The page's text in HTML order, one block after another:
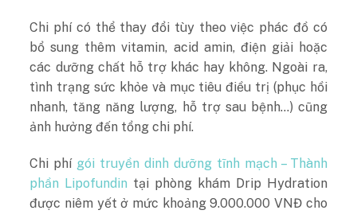
Chi phí có thể thay đổi tùy theo việc phác đồ có
bổ sung thêm vitamin, acid amin, điện giải hoặc
các dưỡng chất hỗ trợ khác hay không. Ngoài ra,
tình trạng sức khỏe và mục tiêu điều trị (phục hồi
nhanh, tăng năng lượng, hỗ trợ sau bệnh…) cũng
ảnh hưởng đến tổng chi phí.
Chi phí gói truyền dinh dưỡng tĩnh mạch – Thành
phần Lipofundin tại phòng khám Drip Hydration
được niêm yết ở mức khoảng 9.000.000 VNĐ cho